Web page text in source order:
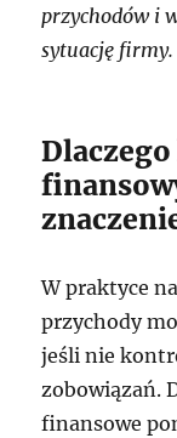
przychodów i
sytuację firmy.
W praktyce
przychody
jeśli nie
zobowiązań.
finansowe